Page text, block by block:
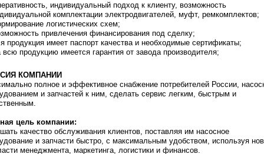
индивидуальный подход к клиенту, возможность
комплектации электродвигателей, муфт, ремкомплектов;
логистических схем;
привлечения финансирования под сделку;
продукция имеет паспорт качества и необходимые сертификаты;
всю продукцию имеется гарантия от завода производителя;
КОМПАНИИ
полное и эффективное снабжение потребителей России,
и запчастей к ним, сделать сервис легким, быстрым и
цель компании:
качество обслуживания клиентов, поставляя им насосное
и запчасти быстро, с максимальным удобством, используя
менеджмента, маркетинга, логистики и финансов.